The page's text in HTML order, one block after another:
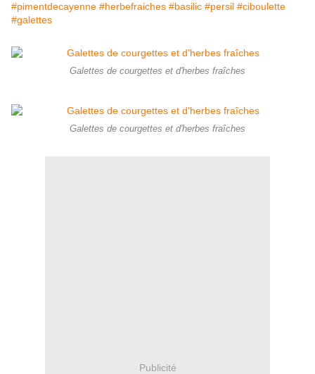
#pimentdecayenne #herbefraiches #basilic #persil #ciboulette
#galettes
Galettes de courgettes et d'herbes fraîches
Galettes de courgettes et d'herbes fraîches
Publicité